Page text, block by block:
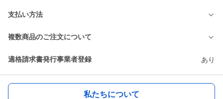
支払い方法
複数商品のご注文について
適格請求書発行事業者登録 あり
私たちについて